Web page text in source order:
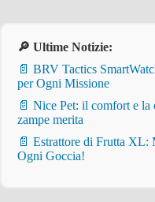
🔎 Ultime Notizie:
📄 BRV Tactics
per Ogni Missione
📄 Nice Pet: il comfort e la
zampe merita
📄 Estrattore di Frutta XL:
Ogni Goccia!